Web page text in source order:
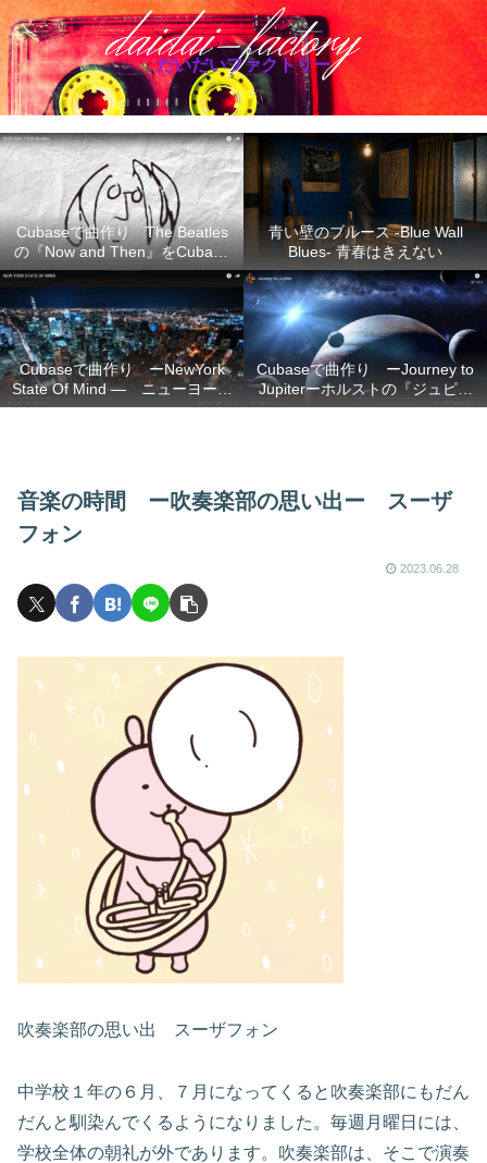
だいだいファクトリー
Cubaseで曲作り The Beatles
の『Now and Then』をCubase
で再現
青い壁のブルース -Blue Wall
Blues- 青春はきえない
Cubaseで曲作り ーNewYork
State Of Mind ― ニューヨーク
の想い
Cubaseで曲作り ーJourney to
Jupiterーホルストの『ジュピタ
ー』の不朽のメロディーを
音楽の時間 ー吹奏楽部の思い出ー スーザ
フォン
2023.06.28
吹奏楽部の思い出 スーザフォン
中学校１年の６月、７月になってくると吹奏楽部にもだん
だんと馴染んでくるようになりました。毎週月曜日には、
学校全体の朝礼が外であります。吹奏楽部は、そこで演奏